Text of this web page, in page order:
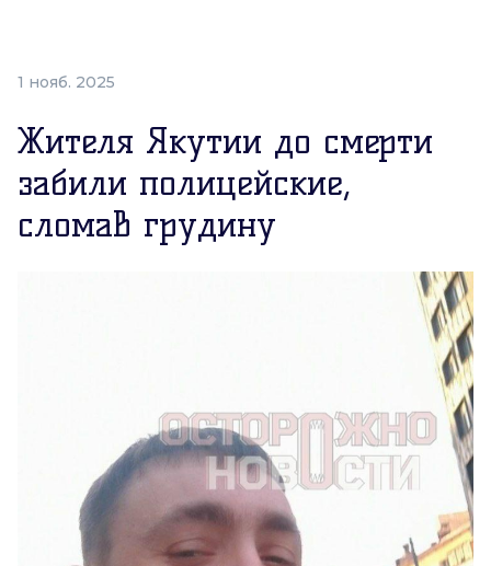
1 нояб. 2025
Жителя Якутии до смерти
забили полицейские,
сломав грудину